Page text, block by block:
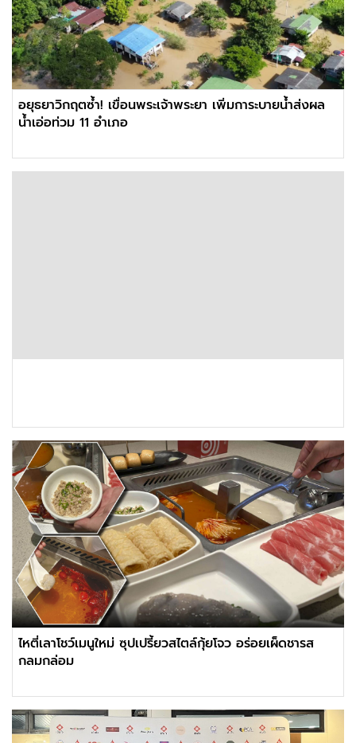
อยุธยาวิกฤตซ้ำ! เขื่อนพระเจ้าพระยา เพิ่มการะบายน้ำส่งผล
น้ำเอ่อท่วม 11 อำเภอ
ไหตี่เลาโชว์เมนูใหม่ ซุปเปรี้ยวสไตล์กุ้ยโจว อร่อยเผ็ดชารส
กลมกล่อม